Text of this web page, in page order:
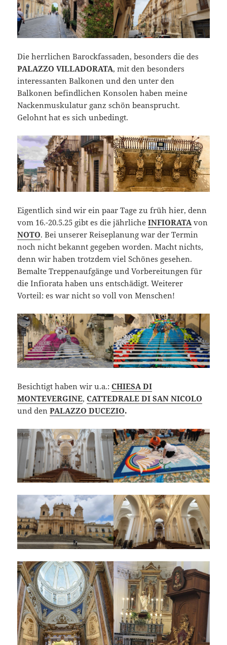
Die herrlichen Barockfassaden, besonders die des
PALAZZO VILLADORATA, mit den besonders
interessanten Balkonen und den unter den
Balkonen befindlichen Konsolen haben meine
Nackenmuskulatur ganz schön beansprucht.
Gelohnt hat es sich unbedingt.
Eigentlich sind wir ein paar Tage zu früh hier, denn
vom 16.-20.5.25 gibt es die jährlicheINFIORATA von
NOTO. Bei unserer Reiseplanung war der Termin
noch nicht bekannt gegeben worden. Macht nichts,
denn wir haben trotzdem viel Schönes gesehen.
Bemalte Treppenaufgänge und Vorbereitungen für
die Infiorata haben uns entschädigt. Weiterer
Vorteil: es war nicht so voll von Menschen!
Besichtigt haben wir u.a.:CHIESA DI
MONTEVERGINE,CATTEDRALE DI SAN NICOLO
und denPALAZZO DUCEZIO.